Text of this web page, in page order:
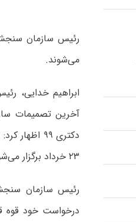
رئیس سازمان
می‌شوند.
ابراهیم خدایی،
۲۳ خرداد برگزار می‌شود.
رئیس سازمان
درخواست خود قوه